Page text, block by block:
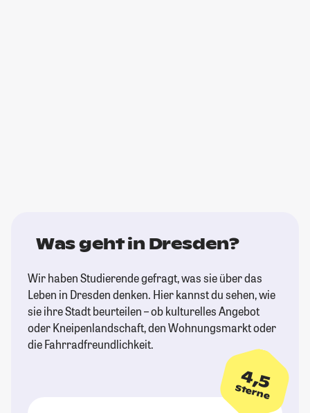
Was geht in Dresden?
Wir haben Studierende gefragt, was sie über das
Leben in Dresden denken. Hier kannst du sehen, wie
sie ihre Stadt beurteilen – ob kulturelles Angebot
oder Kneipenlandschaft, den Wohnungsmarkt oder
die Fahrradfreundlichkeit.
4,5
Sterne